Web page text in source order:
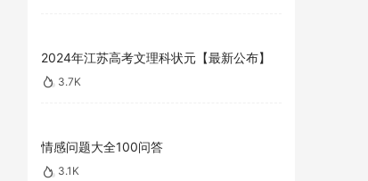
2024年江苏高考文理科状元【最新公布】
3.7K
情感问题大全100问答
3.1K